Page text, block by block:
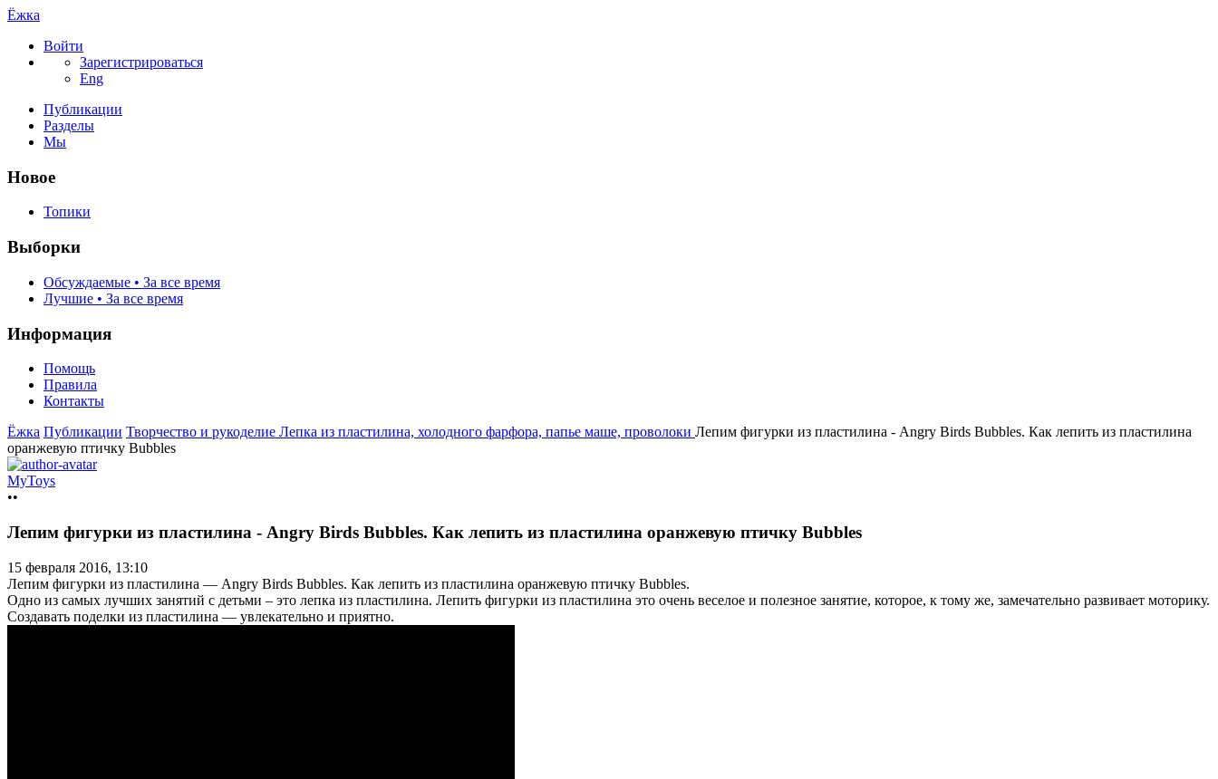
Ёжка
Войти
Зарегистрироваться
Eng
Публикации
Разделы
Мы
Новое
Топики
Выборки
Обсуждаемые • За все время
Лучшие • За все время
Информация
Помощь
Правила
Контакты
Ёжка Публикации Творчество и рукоделие Лепка из пластилина, холодного фарфора, папье маше, проволоки Лепим фигурки из пластилина - Angry Birds Bubbles. Как лепить из пластилина
оранжевую птичку Bubbles
MyToys
••
Лепим фигурки из пластилина - Angry Birds Bubbles. Как лепить из пластилина оранжевую птичку Bubbles
15 февраля 2016, 13:10
Лепим фигурки из пластилина — Angry Birds Bubbles. Как лепить из пластилина оранжевую птичку Bubbles.
Одно из самых лучших занятий с детьми – это лепка из пластилина. Лепить фигурки из пластилина это очень веселое и полезное занятие, которое, к тому же, замечательно развивает моторику.
Создавать поделки из пластилина — увлекательно и приятно.